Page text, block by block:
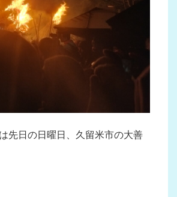
先日の日曜日、久留米市の大善